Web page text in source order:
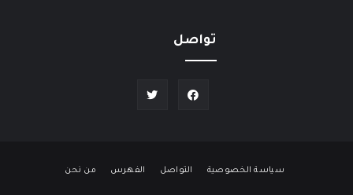
تواصل
سياسة الخصوصية التواصل الفهرس من نحن